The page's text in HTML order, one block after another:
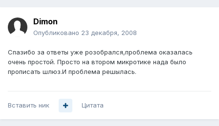
Dimon
Опубликовано 23 декабря, 2008
Спазибо за ответы уже розобрался,проблема оказалась
очень простой. Просто на втором микротике нада было
прописать шлюз.И проблема решылась.
Вставить ник Цитата